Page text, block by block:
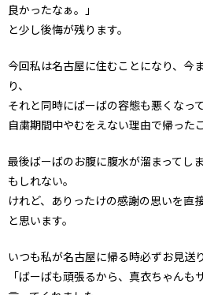
良かったなぁ。」
と少し後悔が残ります。
今回私は名古屋に住むことになり、今
り、
それと同時にばーばの容態も悪くなっ
自粛期間中やむをえない理由で帰った
最後ばーばのお腹に腹水が溜まってし
もしれない。
けれど、ありったけの感謝の思いを直
と思います。
いつも私が名古屋に帰る時必ずお見送
「ばーばも頑張るから、真衣ちゃんも